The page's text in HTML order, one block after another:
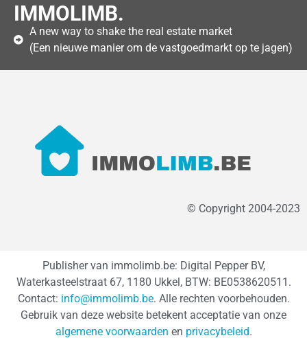
IMMOLIMB.
A new way to shake the real estate market
(Een nieuwe manier om de vastgoedmarkt op te jagen)
© Copyright 2004-2023
Publisher van immolimb.be: Digital Pepper BV,
Waterkasteelstraat 67, 1180 Ukkel, BTW: BE0538620511.
Contact: info@immolimb.be. Alle rechten voorbehouden.
Gebruik van deze website betekent acceptatie van onze
algemene voorwaarden en privacybeleid.